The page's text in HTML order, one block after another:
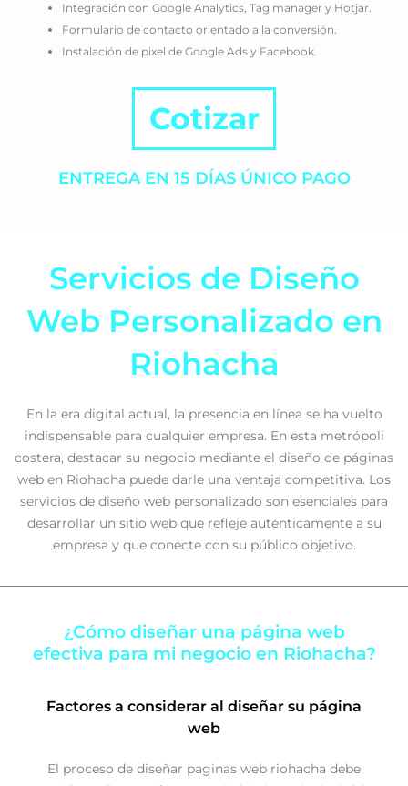
Integración con Google Analytics, Tag manager y Hotjar.
Formulario de contacto orientado a la conversión.
Instalación de pixel de Google Ads y Facebook.
Cotizar
ENTREGA EN 15 DÍAS ÚNICO PAGO
Servicios de Diseño
Web Personalizado en
Riohacha
En la era digital actual, la presencia en línea se ha vuelto
indispensable para cualquier empresa. En esta metrópoli
costera, destacar su negocio mediante el diseño de páginas
web en Riohacha puede darle una ventaja competitiva. Los
servicios de diseño web personalizado son esenciales para
desarrollar un sitio web que refleje auténticamente a su
empresa y que conecte con su público objetivo.
¿Cómo diseñar una página web
efectiva para mi negocio en Riohacha?
Factores a considerar al diseñar su página
web
El proceso de diseñar paginas web riohacha debe